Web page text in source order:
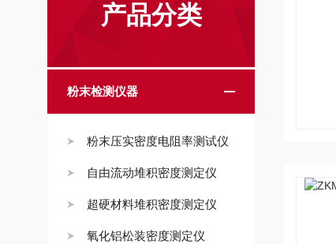
产品分类
粉末检测仪器
粉末压实密度电阻率测试仪
自由流动堆积密度测定仪
超硬材料堆积密度测定仪
氧化铝松装密度测定仪